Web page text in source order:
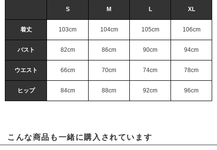
S M L XL
着丈 103cm 104cm 105cm 106cm
バスト 82cm 86cm 90cm 94cm
ウエスト 66cm 70cm 74cm 78cm
ヒップ 84cm 88cm 92cm 96cm
こんな商品も一緒に購入されています